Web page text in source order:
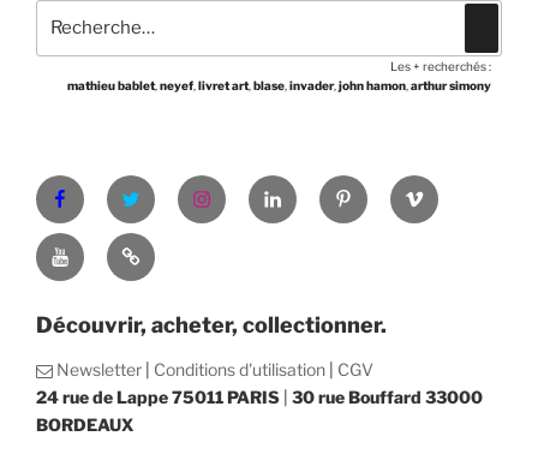
pour
Les + recherchés :
mathieu bablet, neyef livret art, blase invader, john hamon arthur simony
FacebookTwitter InstagramLinkedInPinterestVimeo
YoutubeShop
Découvrir, acheter, collectionner.
Abonnement
Newsletter
Newsletter Conditions d'utilisation
CGV
24 rue de Lappe 75011 PARIS 30 rue Bouffard 33000
BORDEAUX